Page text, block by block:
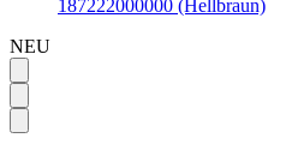
187222000000 (Hellbraun)
NEU